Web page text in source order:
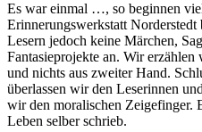
Es war einmal …, so beginnen
Erinnerungswerkstatt
Lesern jedoch keine Märchen,
Fantasieprojekte an. Wir erzählen
und nichts aus zweiter Hand.
überlassen wir den Leserinnen
wir den moralischen Zeigefinger.
Leben selber schrieb.